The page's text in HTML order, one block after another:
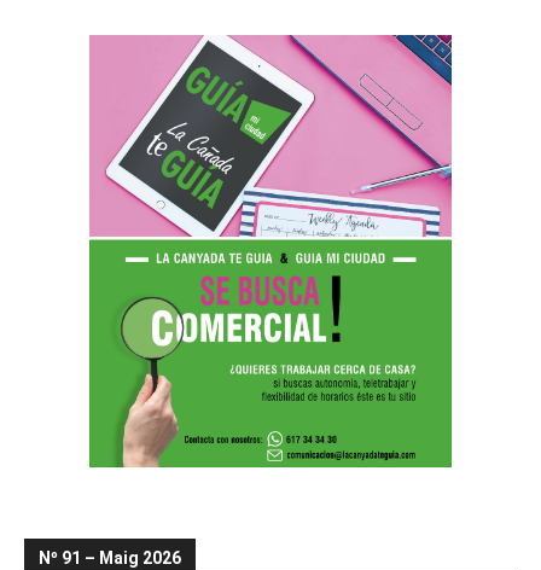
Nº 91 – Maig 2026